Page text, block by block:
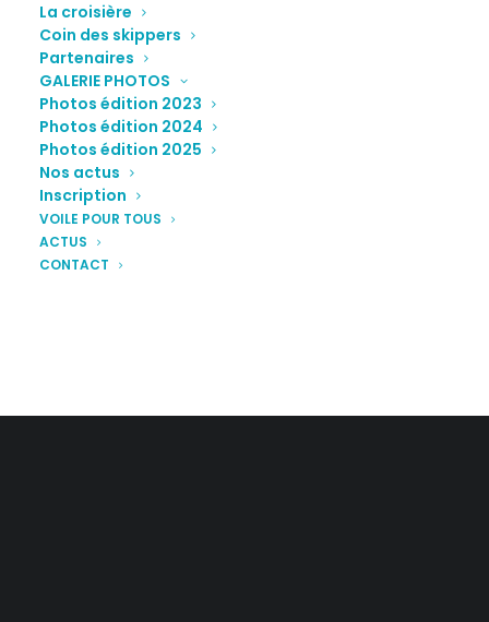
La croisière
Coin des skippers
Partenaires
GALERIE PHOTOS
Photos édition 2023
Photos édition 2024
Photos édition 2025
Nos actus
Inscription
VOILE POUR TOUS
ACTUS
CONTACT